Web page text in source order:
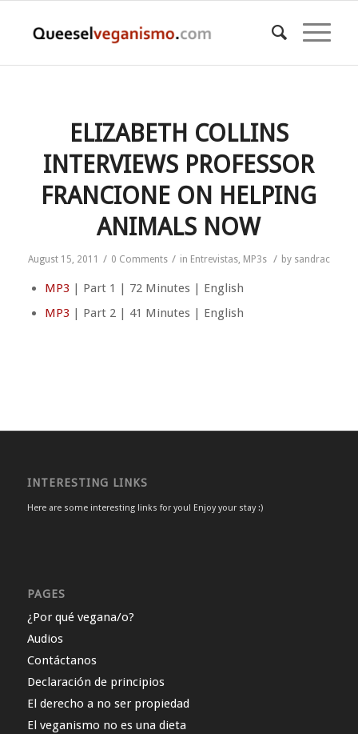
ELIZABETH COLLINS
INTERVIEWS PROFESSOR
FRANCIONE ON HELPING
ANIMALS NOW
August 15, 2011 / 0 Comments / in Entrevistas, MP3s / by sandrac
MP3 | Part 1 | 72 Minutes | English
MP3 | Part 2 | 41 Minutes | English
INTERESTING LINKS
Here are some interesting links for you! Enjoy your stay :)
PAGES
¿Por qué vegana/o?
Audios
Contáctanos
Declaración de principios
El derecho a no ser propiedad
El veganismo no es una dieta